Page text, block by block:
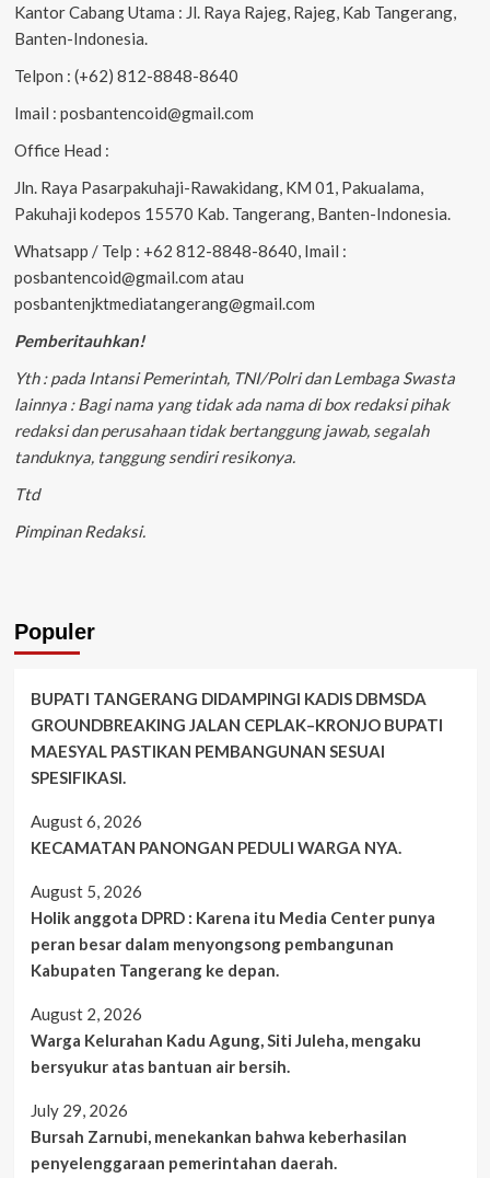
Kantor Cabang Utama : Jl. Raya Rajeg, Rajeg, Kab Tangerang,
Banten-Indonesia.
Telpon : (+62) 812-8848-8640
Imail : posbantencoid@gmail.com
Office Head :
Jln. Raya Pasarpakuhaji-Rawakidang, KM 01, Pakualama,
Pakuhaji kodepos 15570 Kab. Tangerang, Banten-Indonesia.
Whatsapp / Telp : +62 812-8848-8640, Imail :
posbantencoid@gmail.com atau
posbantenjktmediatangerang@gmail.com
Pemberitauhkan!
Yth : pada Intansi Pemerintah, TNI/Polri dan Lembaga Swasta
lainnya : Bagi nama yang tidak ada nama di box redaksi pihak
redaksi dan perusahaan tidak bertanggung jawab, segalah
tanduknya, tanggung sendiri resikonya.
Ttd
Pimpinan Redaksi.
Populer
BUPATI TANGERANG DIDAMPINGI KADIS DBMSDA
GROUNDBREAKING JALAN CEPLAK–KRONJO BUPATI
MAESYAL PASTIKAN PEMBANGUNAN SESUAI
SPESIFIKASI.
August 6, 2026
KECAMATAN PANONGAN PEDULI WARGA NYA.
August 5, 2026
Holik anggota DPRD : Karena itu Media Center punya
peran besar dalam menyongsong pembangunan
Kabupaten Tangerang ke depan.
August 2, 2026
Warga Kelurahan Kadu Agung, Siti Juleha, mengaku
bersyukur atas bantuan air bersih.
July 29, 2026
Bursah Zarnubi, menekankan bahwa keberhasilan
penyelenggaraan pemerintahan daerah.